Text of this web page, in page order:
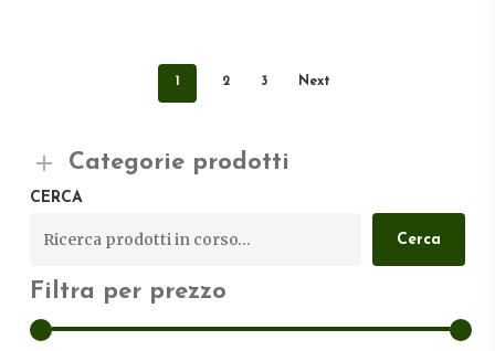
1 2 3 Next
Categorie prodotti
CERCA
Cerca
Filtra per prezzo